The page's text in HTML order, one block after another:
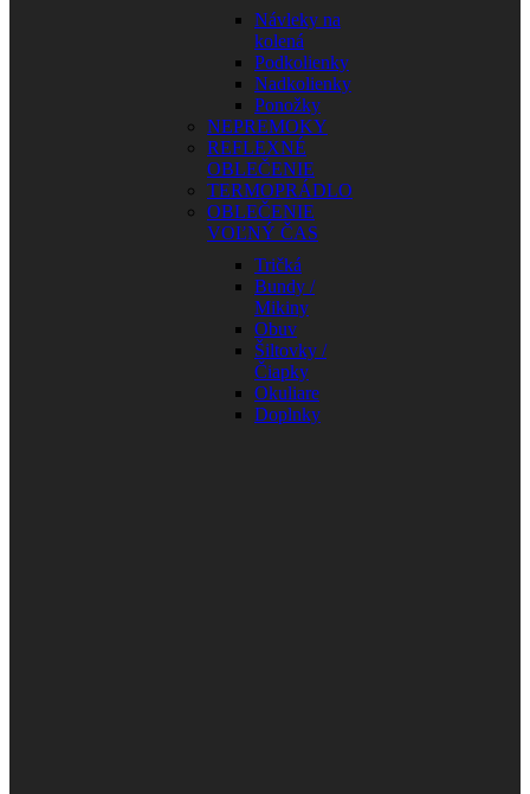
Návleky na
kolená
Podkolienky
Nadkolienky
Ponožky
NEPREMOKY
REFLEXNÉ
OBLEČENIE
TERMOPRÁDLO
OBLEČENIE
VOĽNÝ ČAS
Tričká
Bundy /
Mikiny
Obuv
Šiltovky /
Čiapky
Okuliare
Doplnky